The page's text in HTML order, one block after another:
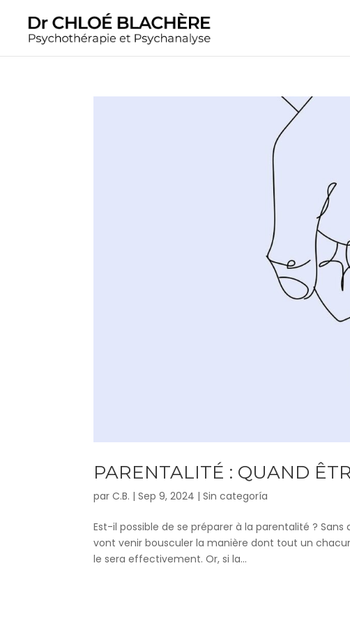
PARENTALITÉ : QUAND
parC.B. |Sep 9, 2024 |Sin categoría
Est-il possible de se préparer à la parentalité ?
vont venir bousculer la manière dont tout un
le sera effectivement. Or, si la...